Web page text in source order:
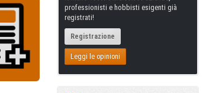
professionisti e hobbisti esigenti già
registrati!
Registrazione
Leggi le opinioni